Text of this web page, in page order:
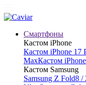
Смартфоны
Кастом iPhone
Кастом iPhone 17
MaxКастом
Кастом Samsung
Samsung Z Fold8